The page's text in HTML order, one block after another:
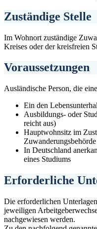
Zuständige Stelle
Im Wohnort zuständige
Kreises oder der kreisfreien
Voraussetzungen
Ausländische Person, die
Ein den
Ausbildungs- oder
reicht aus)
Hauptwohnsitz im
Zuwanderungsbehörde
In Deutschland
eines Studiums
Erforderliche
Die erforderlichen
jeweiligen
nachgewiesen werden.